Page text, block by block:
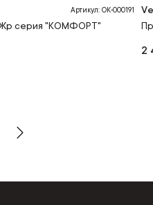
Артикул: ОК-000191
серия "КОМФОРТ"
2